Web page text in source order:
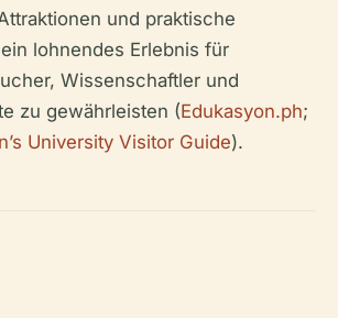
und praktische
lohnendes Erlebnis für
Wissenschaftler und
zu gewährleisten (Edukasyon.ph;
University Visitor Guide).